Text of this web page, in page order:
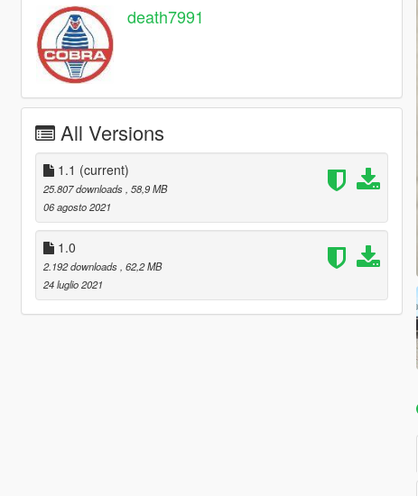
death7991
All Versions
1.1 (current)
25.807 downloads , 58,9 MB
06 agosto 2021
1.0
2.192 downloads , 62,2 MB
24 luglio 2021